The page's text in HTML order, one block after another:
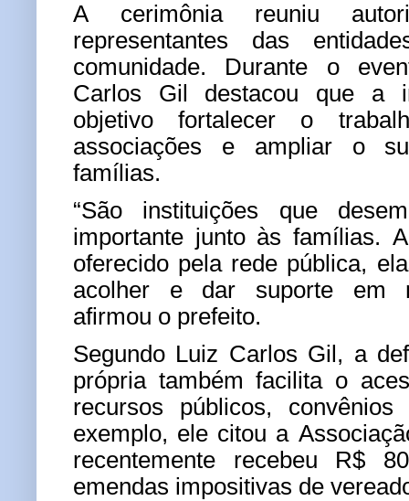
A cerimônia reuniu
representantes das
comunidade. Durante o
Carlos Gil destacou que a
objetivo fortalecer o
associações e ampliar o
famílias.
“São instituições que
importante junto às famílias.
oferecido pela rede pública,
acolher e dar suporte em
afirmou o prefeito.
Segundo Luiz Carlos Gil, a
própria também facilita o
recursos públicos,
exemplo, ele citou a
recentemente recebeu R$
emendas impositivas de